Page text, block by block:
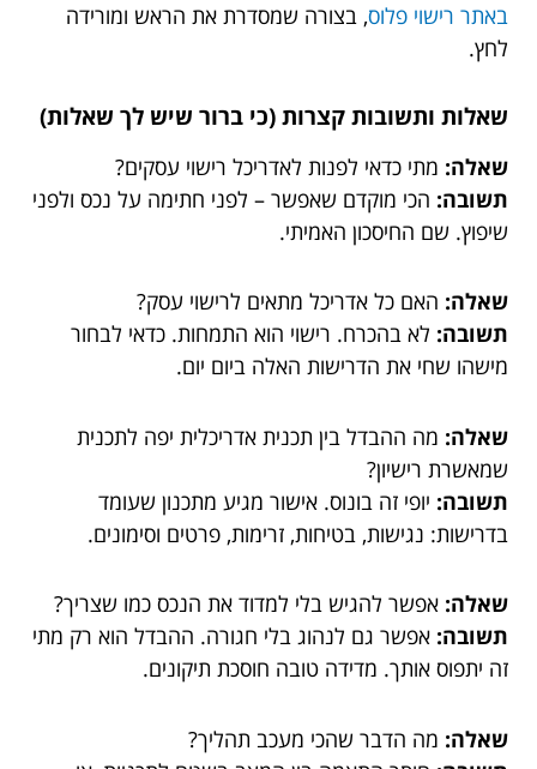
באתר רישוי פלוס, בצורה שמסדרת את הראש ומורידה
לחץ.
שאלות ותשובות קצרות (כי ברור שיש לך שאלות)
שאלה: מתי כדאי לפנות לאדריכל רישוי עסקים?
תשובה: הכי מוקדם שאפשר – לפני חתימה על נכס ולפני
שיפוץ. שם החיסכון האמיתי.
שאלה: האם כל אדריכל מתאים לרישוי עסק?
תשובה: לא בהכרח. רישוי הוא התמחות. כדאי לבחור
מישהו שחי את הדרישות האלה ביום יום.
שאלה: מה ההבדל בין תכנית אדריכלית יפה לתכנית
שמאשרת רישיון?
תשובה: יופי זה בונוס. אישור מגיע מתכנון שעומד
בדרישות: נגישות, בטיחות, זרימות, פרטים וסימונים.
שאלה: אפשר להגיש בלי למדוד את הנכס כמו שצריך?
תשובה: אפשר גם לנהוג בלי חגורה. ההבדל הוא רק מתי
זה יתפוס אותך. מדידה טובה חוסכת תיקונים.
שאלה: מה הדבר שהכי מעכב תהליך?